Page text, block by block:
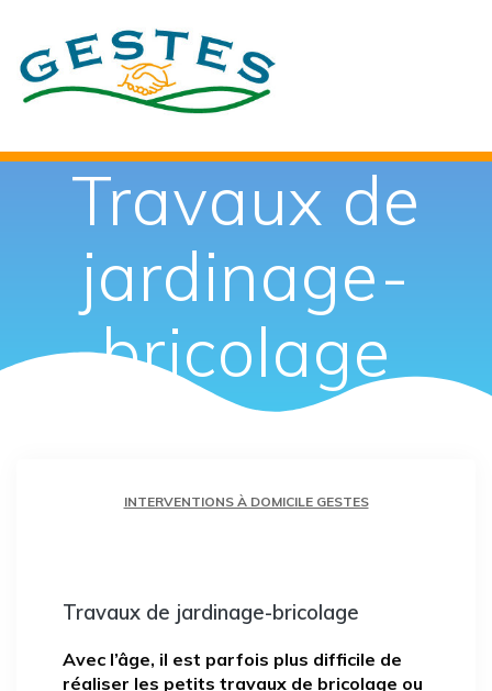
contenu
Travaux de
jardinage-
bricolage
INTERVENTIONS À DOMICILE GESTES
Travaux de jardinage-bricolage
Avec l’âge, il est parfois plus difficile de
réaliser les petits travaux de bricolage ou